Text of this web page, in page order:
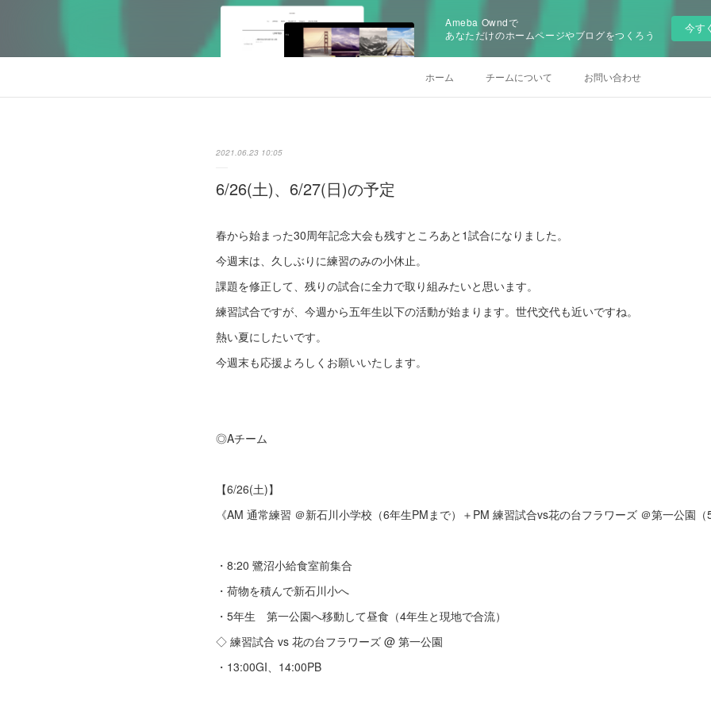
Ameba Owndで
あなただけのホームページやブログをつくろう
今す
ホーム チームについて お問い合わせ
2021.06.23 10:05
6/26(土)、6/27(日)の予定
春から始まった30周年記念大会も残すところあと1試合になりました。
今週末は、久しぶりに練習のみの小休止。
課題を修正して、残りの試合に全力で取り組みたいと思います。
練習試合ですが、今週から五年生以下の活動が始まります。世代交代も近いですね。
熱い夏にしたいです。
今週末も応援よろしくお願いいたします。
◎Aチーム
【6/26(土)】
《AM 通常練習 ＠新石川小学校（6年生PMまで）＋PM 練習試合vs花の台フラワーズ ＠第一公園（
・8:20 鷺沼小給食室前集合
・荷物を積んで新石川小へ
・5年生 第一公園へ移動して昼食（4年生と現地で合流）
◇ 練習試合 vs 花の台フラワーズ @ 第一公園
・13:00GI、14:00PB